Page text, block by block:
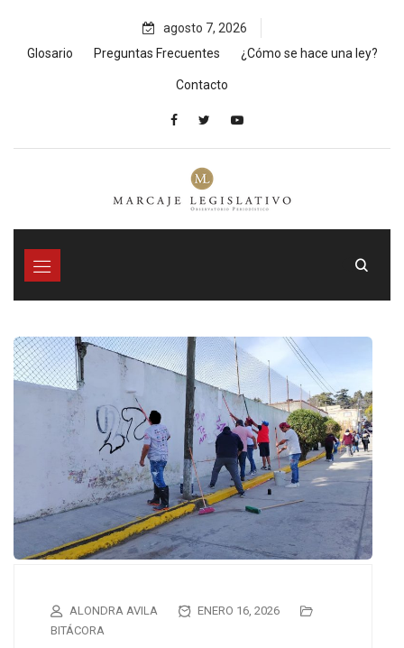
content
agosto 7, 2026
Glosario
Preguntas Frecuentes ¿Cómo se hace una ley?
Contacto
ALONDRA AVILA
ENERO 16, 2026
BITÁCORA